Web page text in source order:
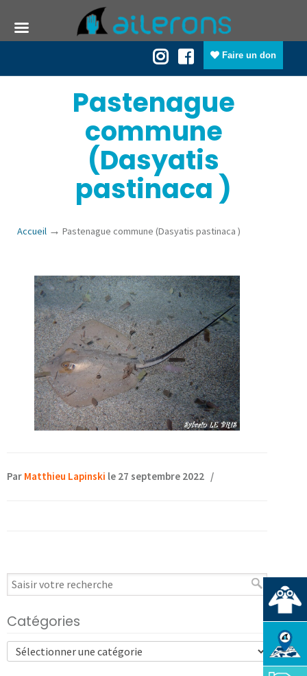
Faire un don
Pastenague
commune
(Dasyatis
pastinaca )
Accueil → Pastenague commune (Dasyatis pastinaca )
Par Matthieu Lapinski le 27 septembre 2022 /
Catégories